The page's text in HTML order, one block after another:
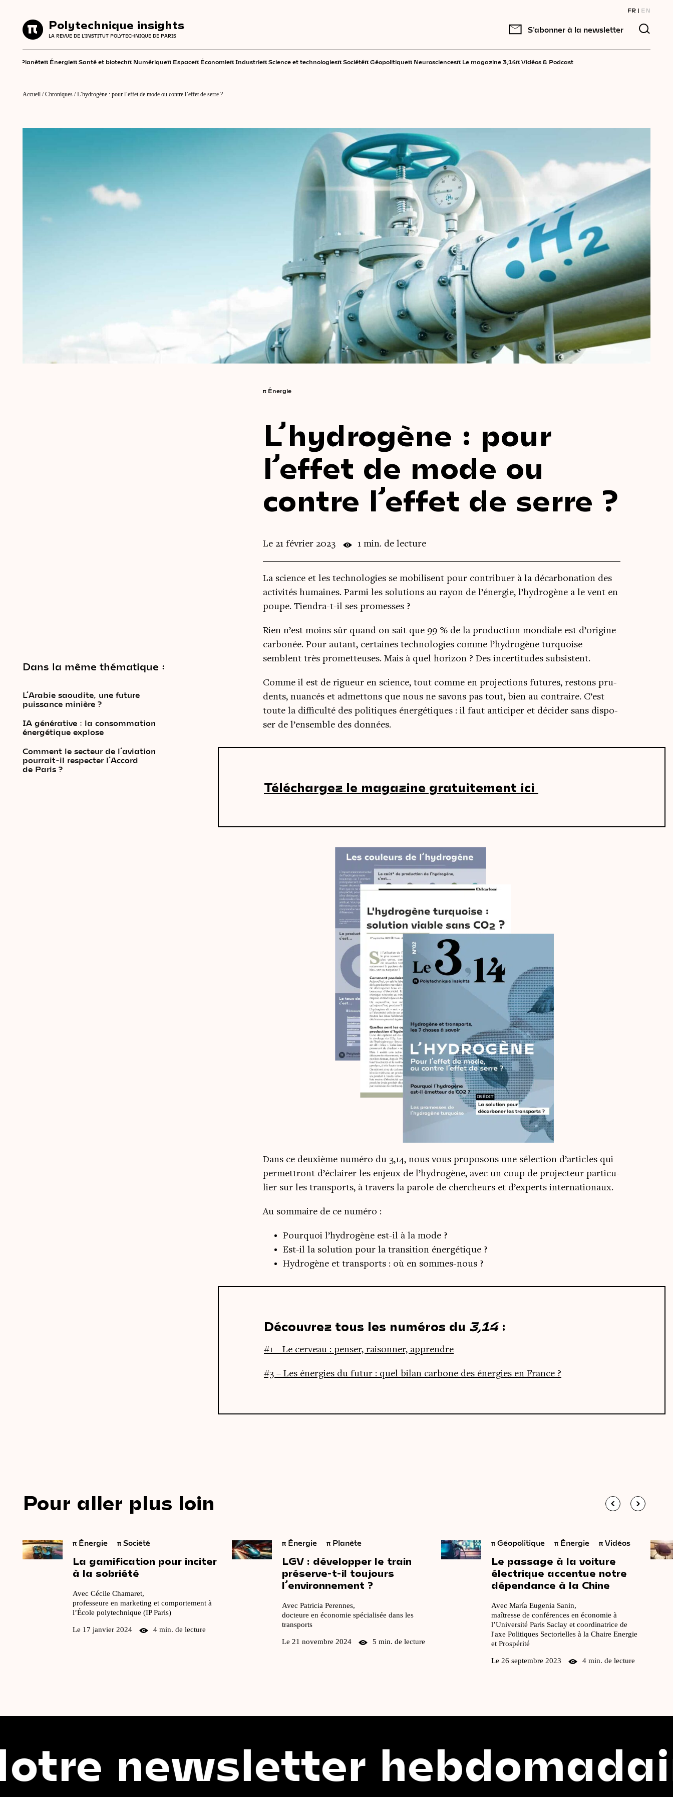
FR EN
Polytechnique insights
LA REVUE DE L'INSTITUT POLYTECHNIQUE DE PARIS
S'abonner à la newsletter
Planèteπ Énergieπ Santé et biotechπ Numériqueπ Espaceπ Économieπ Industrieπ Science et technologiesπ Sociétéπ Géopolitiqueπ Neurosciencesπ Le magazine 3,14π Vidéos & Podcast
Polytechnique insights
LA REVUE DE L'INSTITUT POLYTECHNIQUE DE PARIS
Accueil /Chroniques /L’hydrogène : pour l’effet de mode ou contre l’effet de serre ?
Dans la même thématique :
L’Arabie saoudite, une future
puissance minière ?
IA générative : la consommation
énergétique explose
Comment le secteur de l’aviation
pourrait-il respecter l’Accord
de Paris ?
π Énergie
L’hydrogène : pour
l’effet de mode ou
contre l’effet de serre ?
Le 21 février 2023 1 min. de lecture
La science et les tech­no­lo­gies se mobi­lisent pour contri­buer à la décar­bo­na­tion des
acti­vi­tés humaines. Par­mi les solu­tions au rayon de l’énergie, l’hydrogène a le vent en
poupe. Tien­dra-t-il ses promesses ?
Rien n’est moins sûr quand on sait que 99 % de la pro­duc­tion mon­diale est d’origine
car­bo­née. Pour autant, cer­taines tech­no­lo­gies comme l’hydrogène tur­quoise
semblent très pro­met­teuses. Mais à quel hori­zon ? Des incer­ti­tudes subsistent.
Comme il est de rigueur en science, tout comme en pro­jec­tions futures, res­tons pru­
dents, nuan­cés et admet­tons que nous ne savons pas tout, bien au contraire. C’est
toute la dif­fi­cul­té des poli­tiques éner­gé­tiques : il faut anti­ci­per et déci­der sans dis­po­
ser de l’ensemble des données.
Téléchargez le magazine gratuitement ici
Dans ce deuxième numé­ro du 3,14, nous vous pro­po­sons une sélec­tion d’articles qui
per­met­tront d’éclairer les enjeux de l’hydrogène, avec un coup de pro­jec­teur par­ti­cu­
lier sur les trans­ports, à tra­vers la parole de cher­cheurs et d’experts internationaux.
Au som­maire de ce numéro :
Pour­quoi l’hydrogène est-il à la mode ?
Est-il la solu­tion pour la tran­si­tion énergétique ?
Hydro­gène et trans­ports : où en sommes-nous ?
Découvrez tous les numéros du 3,14:
#1 – Le cer­veau : pen­ser, rai­son­ner, apprendre
#3 – Les éner­gies du futur : quel bilan car­bone des éner­gies en France ?
Pour aller plus loin
π Énergie π Société
La gamification pour inciter
à la sobriété
Avec Cécile Chamaret,
professeure en marketing et comportement à
l’École polytechnique (IP Paris)
Le 17 janvier 2024 4 min. de lecture
π Énergie π Planète
LGV : développer le train
préserve-t-il toujours
l’environnement ?
Avec Patricia Perennes,
docteure en économie spécialisée dans les
transports
Le 21 novembre 2024 5 min. de lecture
π Géopolitique π Énergie π Vidéos
Le passage à la voiture
électrique accentue notre
dépendance à la Chine
Avec María Eugenia Sanin,
maîtresse de conférences en économie à
l’Université Paris Saclay et coordinatrice de
l'axe Politiques Sectorielles à la Chaire Energie
et Prospérité
Le 26 septembre 2023 4 min. de lecture
hebdomadaire